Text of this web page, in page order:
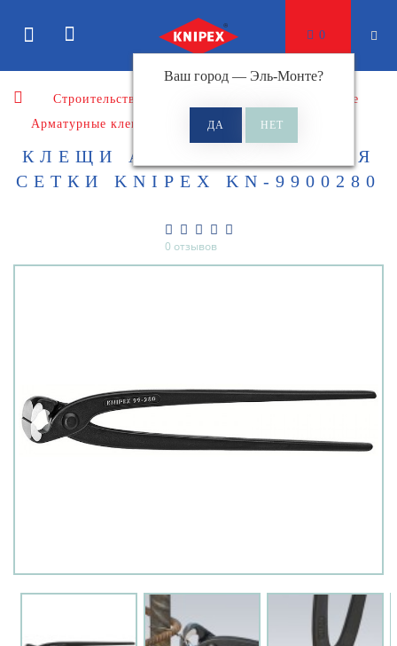
Ваш город — Эль-Монте?
0
Строительство
Клещи арматурные
Арматурные клещи для сетки
КЛЕЩИ АРМАТУРНЫЕ ДЛЯ
СЕТКИ KNIPEX KN-9900280
0 отзывов